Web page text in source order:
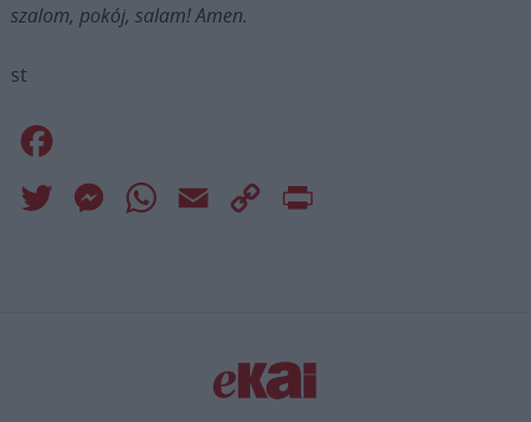
szalom, pokój, salam! Amen.
st
Twitter MessengerWhatsApp
Email
Copy